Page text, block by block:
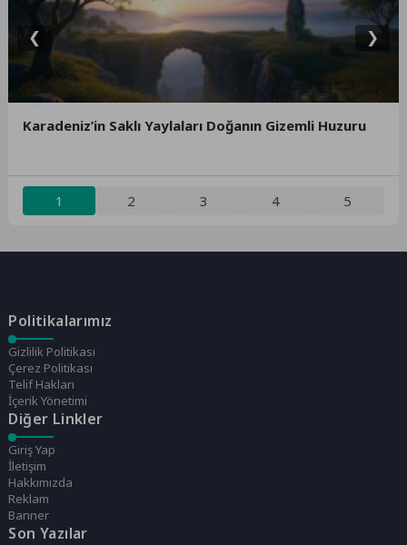
Karadeniz’in Saklı Yaylaları Doğanın Gizemli Huzuru
❮ ❯
1 2 3 4 5
Politikalarımız
Gizlilik Politikası
Çerez Politikası
Telif Hakları
İçerik Yönetimi
Diğer Linkler
Giriş Yap
İletişim
Hakkımızda
Reklam
Banner
Son Yazılar